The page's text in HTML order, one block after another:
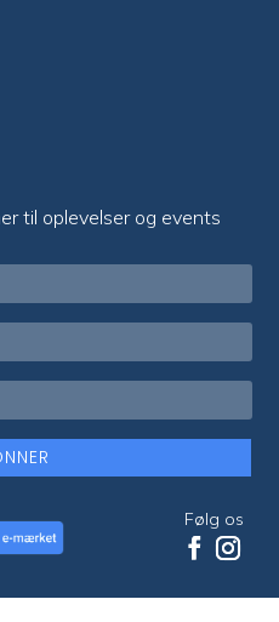
til oplevelser og events
Følg os